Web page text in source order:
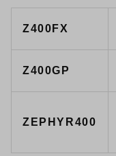
Z400FX
Z400GP
ZEPHYR400